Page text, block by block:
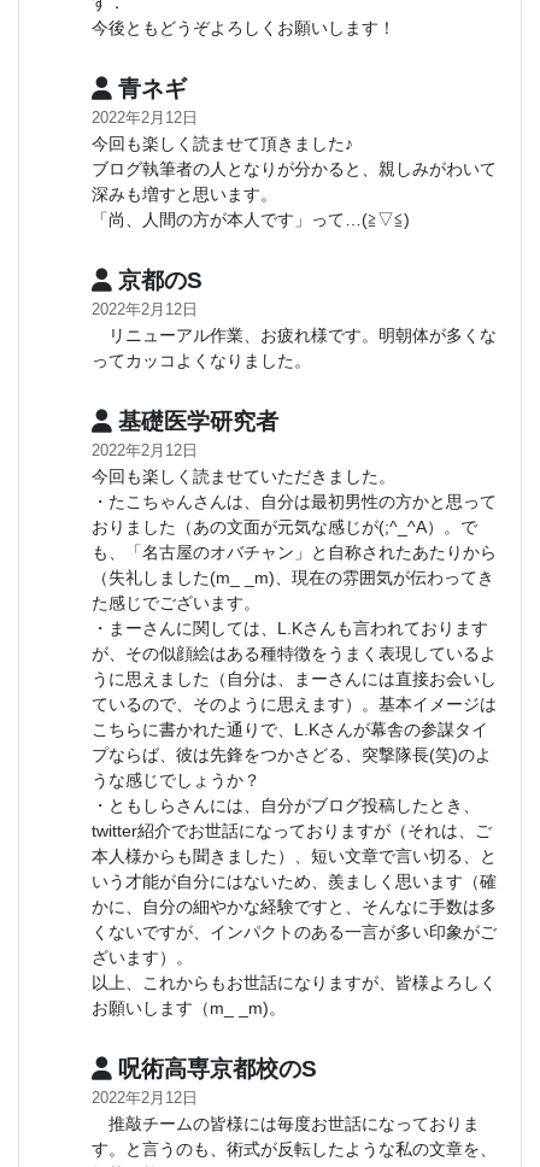
今後ともどうぞよろしくお願いします！
青ネギ
2022年2月12日
今回も楽しく読ませて頂きました♪
ブログ執筆者の人となりが分かると、親しみがわいて
深みも増すと思います。
「尚、人間の方が本人です」って…(≧▽≦)
京都のS
2022年2月12日
リニューアル作業、お疲れ様です。明朝体が多くな
ってカッコよくなりました。
基礎医学研究者
2022年2月12日
今回も楽しく読ませていただきました。
・たこちゃんさんは、自分は最初男性の方かと思って
おりました（あの文面が元気な感じが(;^_^A）。で
も、「名古屋のオバチャン」と自称されたあたりから
（失礼しました(m_ _m)、現在の雰囲気が伝わってき
た感じでございます。
・まーさんに関しては、L.Kさんも言われております
が、その似顔絵はある種特徴をうまく表現しているよ
うに思えました（自分は、まーさんには直接お会いし
ているので、そのように思えます）。基本イメージは
こちらに書かれた通りで、L.Kさんが幕舎の参謀タイ
プならば、彼は先鋒をつかさどる、突撃隊長(笑)のよ
うな感じでしょうか？
・ともしらさんには、自分がブログ投稿したとき、
twitter紹介でお世話になっておりますが（それは、ご
本人様からも聞きました）、短い文章で言い切る、と
いう才能が自分にはないため、羨ましく思います（確
かに、自分の細やかな経験ですと、そんなに手数は多
くないですが、インパクトのある一言が多い印象がご
ざいます）。
以上、これからもお世話になりますが、皆様よろしく
お願いします（m_ _m)。
呪術高専京都校のS
2022年2月12日
推敲チームの皆様には毎度お世話になっておりま
す。と言うのも、術式が反転したような私の文章を、